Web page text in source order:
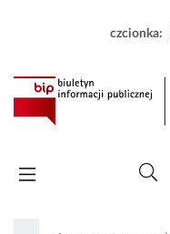
czcionka: